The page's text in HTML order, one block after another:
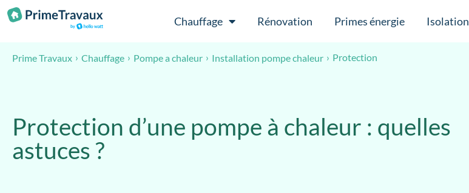
Passer au contenu Chauffage Rénovation Primes énergie Isolation
Prime Travaux Chauffage Pompe a chaleur Installation pompe chaleur Protection
Protection d’une pompe à chaleur : quelles
astuces ?